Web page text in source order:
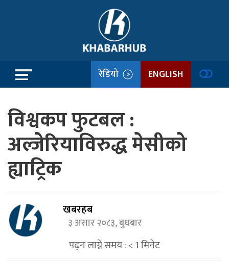
रेडियो ENGLISH
विश्वकप फुटबल :
अल्जेरियाविरुद्ध मेसीको
ह्याट्रिक
खबरहब
३ असार २०८३, बुधबार
पढ्न लाग्ने समय :< 1मिनेट